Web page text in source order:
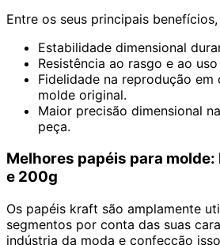
Entre os seus principais
Estabilidade dimensional
Resistência ao rasgo e ao
Fidelidade na reprodução em
molde original.
Maior precisão dimensional
peça.
Melhores papéis para
e 200g
Os papéis kraft são amplamente
segmentos por conta das suas
indústria da moda e confecção